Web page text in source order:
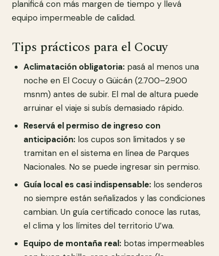
planificá con más margen de tiempo y llevá
equipo impermeable de calidad.
Tips prácticos para el Cocuy
Aclimatación obligatoria: pasá al menos una
noche en El Cocuy o Güicán (2.700–2.900
msnm) antes de subir. El mal de altura puede
arruinar el viaje si subís demasiado rápido.
Reservá el permiso de ingreso con
anticipación: los cupos son limitados y se
tramitan en el sistema en línea de Parques
Nacionales. No se puede ingresar sin permiso.
Guía local es casi indispensable: los senderos
no siempre están señalizados y las condiciones
cambian. Un guía certificado conoce las rutas,
el clima y los límites del territorio U’wa.
Equipo de montaña real: botas impermeables